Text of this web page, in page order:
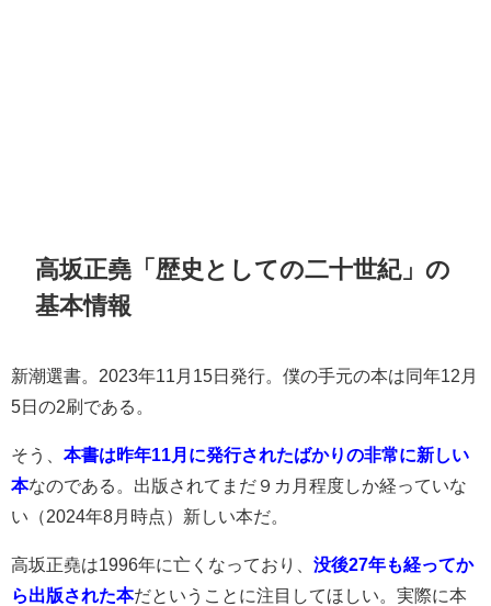
高坂正堯「歴史としての二十世紀」の
基本情報
新潮選書。2023年11月15日発行。僕の手元の本は同年12月
5日の2刷である。
そう、 本書は昨年11月に発行されたばかりの非常に新しい
本なのである。出版されてまだ９カ月程度しか経っていな
い（2024年8月時点）新しい本だ。
高坂正堯は1996年に亡くなっており、 没後27年も経ってか
ら出版された本だということに注目してほしい。実際に本